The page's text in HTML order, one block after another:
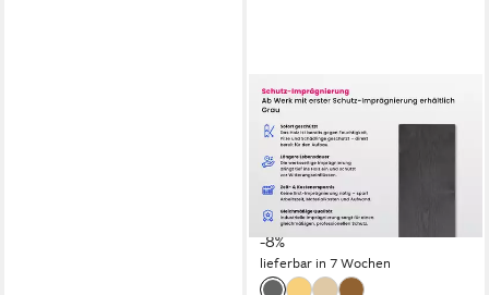
ALPHOLZ
440x440 cm, in Imprägniert
(Grau) mit 40mm Wandstärke
4.499,00 € UVP
130,62 €mtl. in 48 Raten
-8%
lieferbar in 7 Wochen